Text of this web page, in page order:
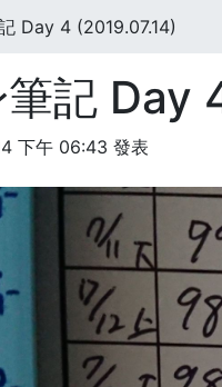
Day 4 (2019.07.14)
記 Day
下午 06:43 發表